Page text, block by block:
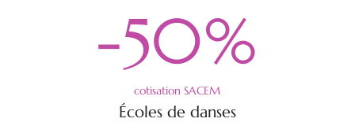
-50%
cotisation SACEM
Écoles de danses